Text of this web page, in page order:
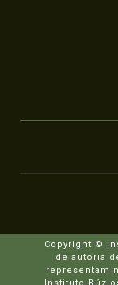
Copyright ©
de autoria
representam